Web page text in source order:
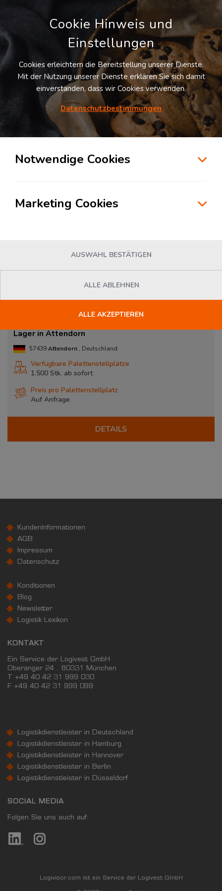
LOGIVISOR SUCHE
Lagerflächen in Attendorn
Lager in Attendorn
57439Attendorn , Deutschland
Verfügbare Palettenstellplätze
1.500 Stk. ab sofort
Preis pro Palettenstellplatz
Auf Anfrage
DETAILS
KundenInformationen
AGB
Impressum
Datenschutz
Konditionen
Blog
Newsletter
Logistik Lexikon
KONTAKT
Ein Service der Logivest GmbH
Oberanger 24 . 80331 München
T +49 40 42 31 999 030
F +49 40 42 31 999 099
Logistikdienstleister in Deutschland
Logistikdienstleister in Hamburg
Logistikdienstleister in Hannover
Logistikdienstleister in Berlin
Logistikdienstleister in Düsseldorf
SOCIAL MEDIA
Folgen Sie uns auch auf:
Cookie Hinweis und
Einstellungen
Cookies erleichtern die Bereitstellung unserer Dienste.
Mit der Nutzung unserer Dienste erklären Sie sich damit
einverstanden, dass wir Cookies verwenden.
Datenschutzbestimmungen
Notwendige Cookies
Marketing Cookies
AUSWAHL BESTÄTIGEN
ALLE ABLEHNEN
ALLE AKZEPTIEREN
Logivisor.com ist ein Service der Logivest GmbH